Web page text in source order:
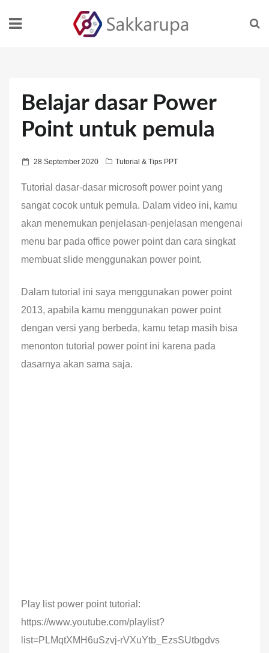
Belajar dasar Power
Point untuk pemula
28 September 2020 Tutorial & Tips PPT
Tutorial dasar-dasar microsoft power point yang
sangat cocok untuk pemula. Dalam video ini, kamu
akan menemukan penjelasan-penjelasan mengenai
menu bar pada office power point dan cara singkat
membuat slide menggunakan power point.
Dalam tutorial ini saya menggunakan power point
2013, apabila kamu menggunakan power point
dengan versi yang berbeda, kamu tetap masih bisa
menonton tutorial power point ini karena pada
dasarnya akan sama saja.
Play list power point tutorial:
https://www.youtube.com/playlist?
list=PLMqtXMH6uSzvj-rVXuYtb_EzsSUtbgdvs